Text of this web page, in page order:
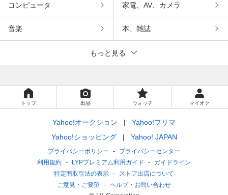
コンピュータ 家電、AV、カメラ
音楽 本、雑誌
もっと見る
トップ 出品 ウォッチ マイオク
Yahoo!オークション
Yahoo!フリマ
Yahoo!ショッピング
Yahoo! JAPAN
プライバシーポリシー
プライバシーセンター
利用規約
LYPプレミアム利用ガイド
ガイドライン
特定商取引法の表示
ストア出店について
ご意見・ご要望
ヘルプ・お問い合わせ